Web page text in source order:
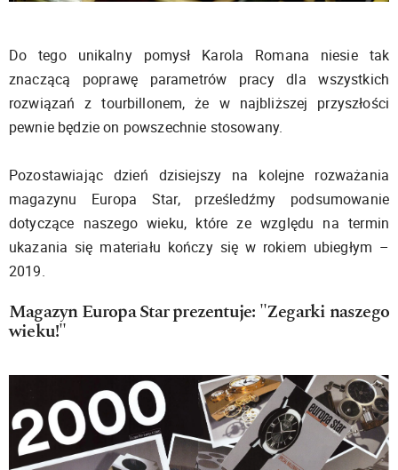
Do tego unikalny pomysł Karola Romana niesie tak
znaczącą poprawę parametrów pracy dla wszystkich
rozwiązań z tourbillonem, że w najbliższej przyszłości
pewnie będzie on powszechnie stosowany.
Pozostawiając dzień dzisiejszy na kolejne rozważania
magazynu Europa Star, prześledźmy podsumowanie
dotyczące naszego wieku, które ze względu na termin
ukazania się materiału kończy się w rokiem ubiegłym –
2019.
Magazyn Europa Star prezentuje: "Zegarki naszego
wieku!"